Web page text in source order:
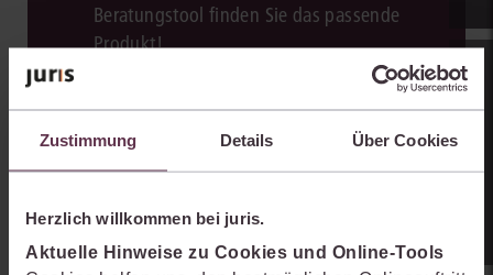
Zustimmung Details Über Cookies
Herzlich willkommen bei juris.
Aktuelle Hinweise zu Cookies und Online-Tools
Beratungstool finden Sie das passende
Produkt!
Zum Beratungstool Online-Produkt­berater